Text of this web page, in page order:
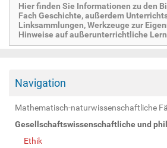
Hier finden Sie Informationen zu den
Fach Geschichte, außerdem
Linksammlungen, Werkzeuge zur
Hinweise auf außerunterrichtliche
Navigation
Mathematisch-naturwissenschaftliche
Gesellschaftswissenschaftliche und
Ethik